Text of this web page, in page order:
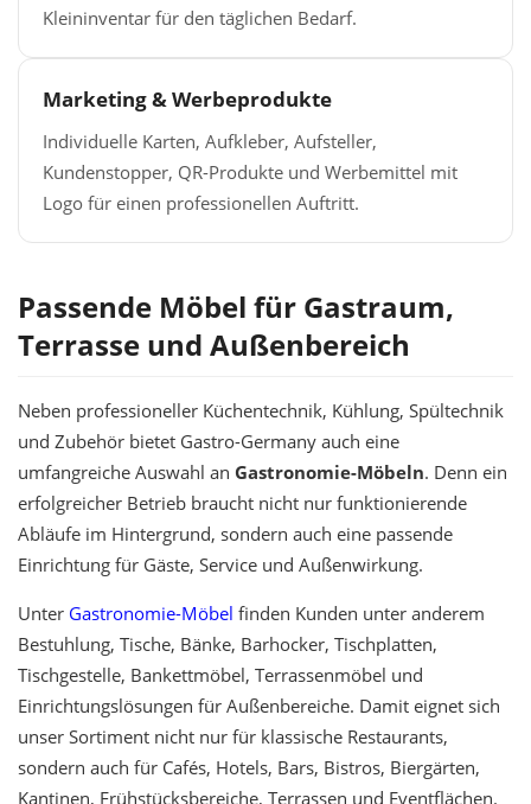
Kleininventar für den täglichen Bedarf.
Marketing & Werbeprodukte
Individuelle Karten, Aufkleber, Aufsteller,
Kundenstopper, QR-Produkte und Werbemittel mit
Logo für einen professionellen Auftritt.
Passende Möbel für Gastraum,
Terrasse und Außenbereich
Neben professioneller Küchentechnik, Kühlung, Spültechnik
und Zubehör bietet Gastro-Germany auch eine
umfangreiche Auswahl an Gastronomie-Möbeln. Denn ein
erfolgreicher Betrieb braucht nicht nur funktionierende
Abläufe im Hintergrund, sondern auch eine passende
Einrichtung für Gäste, Service und Außenwirkung.
Unter Gastronomie-Möbel finden Kunden unter anderem
Bestuhlung, Tische, Bänke, Barhocker, Tischplatten,
Tischgestelle, Bankettmöbel, Terrassenmöbel und
Einrichtungslösungen für Außenbereiche. Damit eignet sich
unser Sortiment nicht nur für klassische Restaurants,
sondern auch für Cafés, Hotels, Bars, Bistros, Biergärten,
Kantinen, Frühstücksbereiche, Terrassen und Eventflächen.